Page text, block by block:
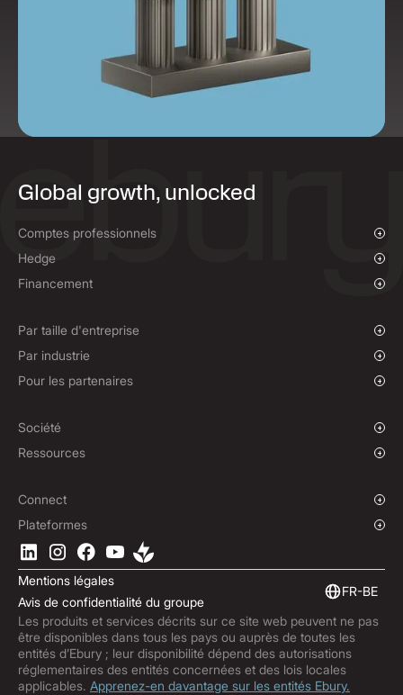
Global growth, unlocked
Comptes professionnels
Aperçu
Paiements et comptes de collecte
Hedge
Aperçu
Contrats à terme
Financement
Par taille d'entreprise
Entreprises en croissance
Entreprise
Par industrie
ONG et organisations caritatives
E-commerce
Pour les partenaires
Solution en marque blanche
Société
Notre histoire
Notre présence mondiale
Contact
Ressources
Blog
Centre d’aide
Podcast
Guides produits
Analyses de marché
Abonnez-vous à la newsletter d’Ebury
Mises à jour des produits
Centre Antifraude
Trust Centre
Connect
Aperçu
API professionnelles
Intégrations logicielles
Finance intégrée
Plateformes
Téléchargez l’app Ebury
Mentions légales
Avis de confidentialité du groupe
FR-BE
Les produits et services décrits sur ce site web peuvent ne pas
être disponibles dans tous les pays ou auprès de toutes les
entités d’Ebury ; leur disponibilité dépend des autorisations
réglementaires des entités concernées et des lois locales
applicables. Apprenez-en davantage sur les entités Ebury.